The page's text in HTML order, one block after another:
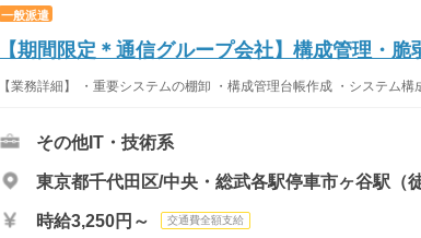
一般派遣
【期間限定＊通信グループ会社】構成管理・脆
【業務詳細】 ・重要システムの棚卸 ・構成管理台帳作成 ・システム
その他IT・技術系
東京都千代田区/中央・総武各駅停車市ヶ谷駅（
時給3,250円～ 交通費全額支給